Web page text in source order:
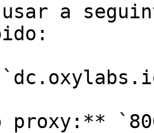
usar a
proxy:**